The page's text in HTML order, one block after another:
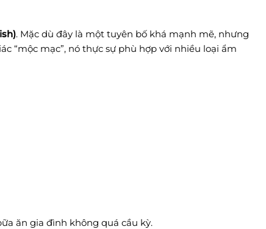
. Mặc dù đây là một tuyên bố khá mạnh mẽ, nhưng
“mộc mạc”, nó thực sự phù hợp với nhiều loại ẩm
ăn gia đình không quá cầu kỳ.